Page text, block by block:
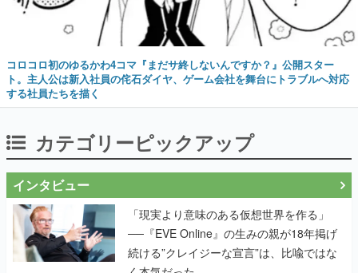
コロコロ初のゆるかわ4コマ『まだサ終しないんですか？』公開スター
ト。主人公は新入社員の侘石ダイヤ、ゲーム会社を舞台にトラブルへ対応
する社員たちを描く
カテゴリーピックアップ
インタビュー
「現実より意味のある仮想世界を作る」
──『EVE Online』の生みの親が18年掲げ
続ける”クレイジーな宣言”は、比喩ではな